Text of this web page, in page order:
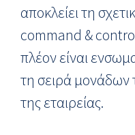
αποκλείει τη
command &
πλέον είναι
τη σειρά μονάδων
της εταιρείας.